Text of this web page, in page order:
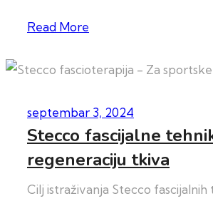
Read More
septembar 3, 2024
Stecco fascijalne
regeneraciju tkiva
Cilj istraživanja Stecco fascijalnih